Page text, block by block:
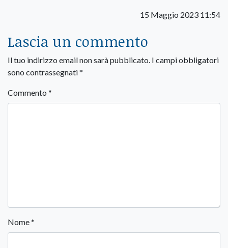
15 Maggio 2023 11:54
Lascia un commento
Il tuo indirizzo email non sarà pubblicato. I campi obbligatori
sono contrassegnati*
Commento *
Nome*